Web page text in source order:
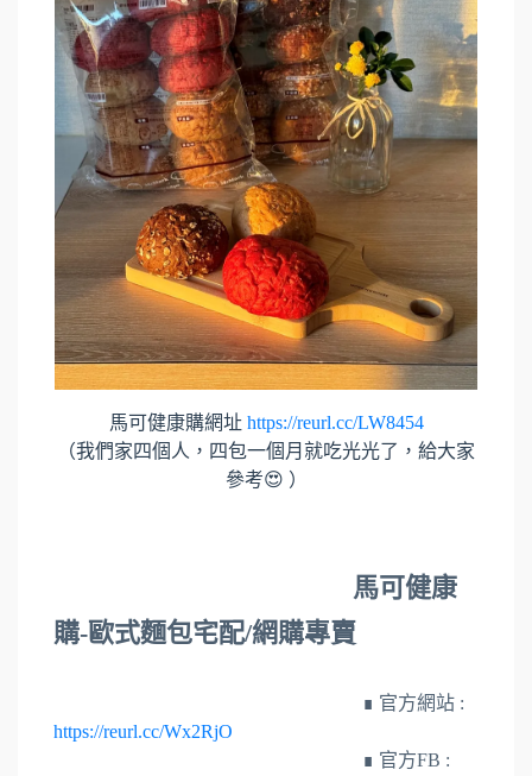
馬可健康購網址 https://reurl.cc/LW8454
（我們家四個人，四包一個月就吃光光了，給大家
參考😍 ）
馬可健康
購-歐式麵包宅配/網購專賣
∎ 官方網站 :
https://reurl.cc/Wx2RjO
∎ 官方FB :